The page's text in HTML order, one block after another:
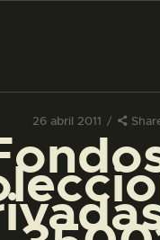
26 abril 2011
LA